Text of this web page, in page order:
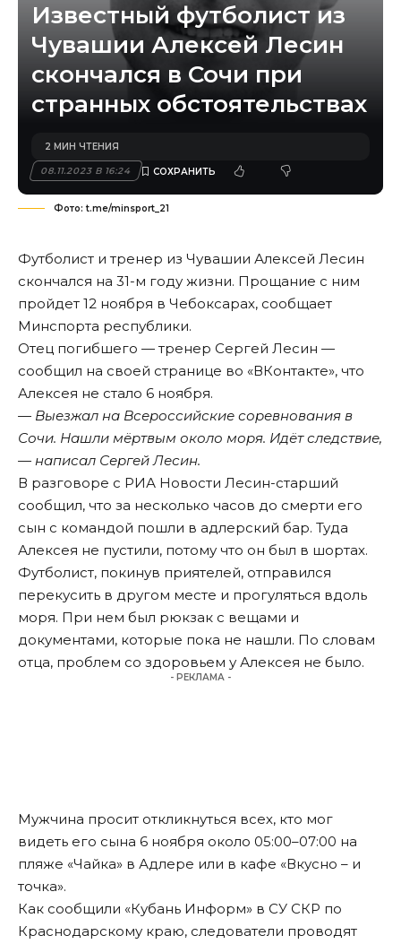
Известный футболист из
Чувашии Алексей Лесин
скончался в Сочи при
странных обстоятельствах
08.11.2023 В 16:24
2 МИН ЧТЕНИЯ
Фото: t.me/minsport_21
Футболист и тренер из Чувашии Алексей Лесин
скончался на 31-м году жизни. Прощание с ним
пройдет 12 ноября в Чебоксарах, сообщает
Минспорта республики.
Отец погибшего — тренер Сергей Лесин —
сообщил на своей странице во «ВКонтакте», что
Алексея не стало 6 ноября.
— Выезжал на Всероссийские соревнования в
Сочи. Нашли мёртвым около моря. Идёт следствие,
— написал Сергей Лесин.
В разговоре с РИА Новости Лесин-старший
сообщил, что за несколько часов до смерти его
сын с командой пошли в адлерский бар. Туда
Алексея не пустили, потому что он был в шортах.
Футболист, покинув приятелей, отправился
перекусить в другом месте и прогуляться вдоль
моря. При нем был рюкзак с вещами и
документами, которые пока не нашли. По словам
отца, проблем со здоровьем у Алексея не было.
- РЕКЛАМА -
Мужчина просит откликнуться всех, кто мог
видеть его сына 6 ноября около 05:00–07:00 на
пляже «Чайка» в Адлере или в кафе «Вкусно – и
точка».
Как сообщили «Кубань Информ» в СУ СКР по
Краснодарскому краю, следователи проводят